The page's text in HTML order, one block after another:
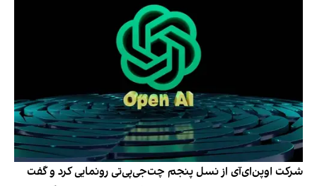
شرکت اوپن‌ای‌آی از نسل پنجم چت‌جی‌پی‌تی رونمایی کرد و گفت